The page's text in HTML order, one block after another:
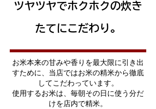
ツヤツヤでホクホクの炊き
たてにこだわり。
お米本来の甘みや香りを最大限に引き出
すために、当店ではお米の精米から徹底
してこだわっています。
使用するお米は、毎朝その日に使う分だ
けを店内で精米。